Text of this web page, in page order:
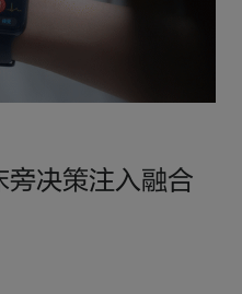
决策注入融合